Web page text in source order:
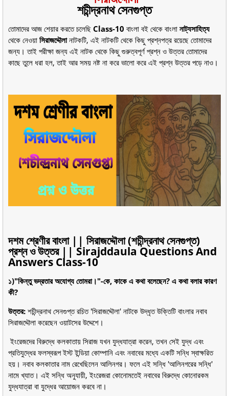
শচীন্দ্রনাথ সেনগুপ্ত
তোমাদের আজ শেয়ার করতে চলেছি Class-10 বাংলা বই থেকে বাংলা নাট্যসাহিত্য
থেকে নেওয়া সিরাজদ্দৌলানাটকটি, এই নাটকটি থেকে কিছু প্রশ্নপত্র রয়েছে তোমাদের
জন্য। তাই পরীক্ষা জন্য এই নাটক থেকে কিছু গুরুত্বপূর্ণ প্রশ্ন ও উত্তর তোমাদের
কাছে তুলে ধরা হল, তাই আর সময় নষ্ট না করে ভালো করে এই প্রশ্ন উত্তর পড়ে নাও।
দশম শ্রেণীর বাংলা || সিরাজদ্দৌলা (শচীন্দ্রনাথ সেনগুপ্ত)
প্রশ্ন ও উত্তর || Sirajddaula Questions And
Answers Class-10
১)"কিন্তু ভদ্রতার অযোগ্য তোমরা।"-কে, কাকে এ কথা বলেছেন? এ কথা বলার কারণ
কী?
উত্তর: শচীন্দ্রনাথ সেনগুপ্ত রচিত 'সিরাজদ্দৌলা' নাটকে উদ্ধৃত উক্তিটি বাংলার নবাব
সিরাজদ্দৌলা করেছেন ওয়াটসের উদ্দেশে।
ইংরেজদের বিরুদ্ধে কলকাতায় সিরাজ যখন যুদ্ধযাত্রা করেন, তখন সেই যুদ্ধ এবং
প্রতিযুদ্ধের ফলস্বরূপ ইস্ট ইন্ডিয়া কোম্পানি এবং নবাবের মধ্যে একটি সন্ধি স্বাক্ষরিত
হয়। নবাব কলকাতার নাম রেখেছিলেন আলিনগর। ফলে এই সন্ধি 'আলিনগরের সন্ধি'
নামে খ্যাত। এই সন্ধি অনুযায়ী, ইংরেজরা কোনোমতেই নবাবের বিরুদ্ধে কোনোরকম
যুদ্ধযাত্রা বা যুদ্ধের আয়োজন করবে না।